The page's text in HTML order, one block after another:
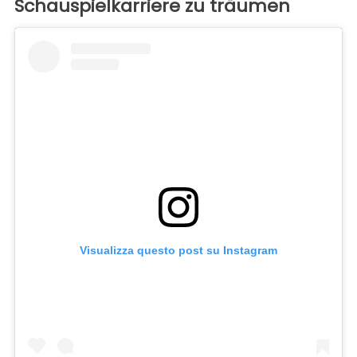
Schauspielkarriere zu träumen
Visualizza questo post su Instagram